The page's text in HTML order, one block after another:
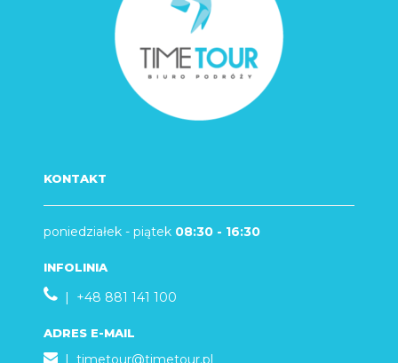
KONTAKT
poniedziałek - piątek 08:30 - 16:30
INFOLINIA
| +48 881 141 100
ADRES E-MAIL